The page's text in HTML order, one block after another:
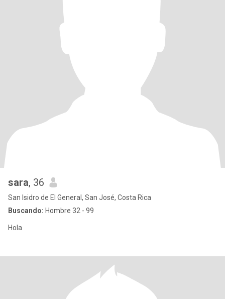
sara, 36
San Isidro de El General, San José, Costa Rica
Buscando: Hombre 32 - 99
Hola